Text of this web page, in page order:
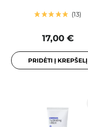
13
17,00 €
PRIDĖTI Į KREPŠELĮ